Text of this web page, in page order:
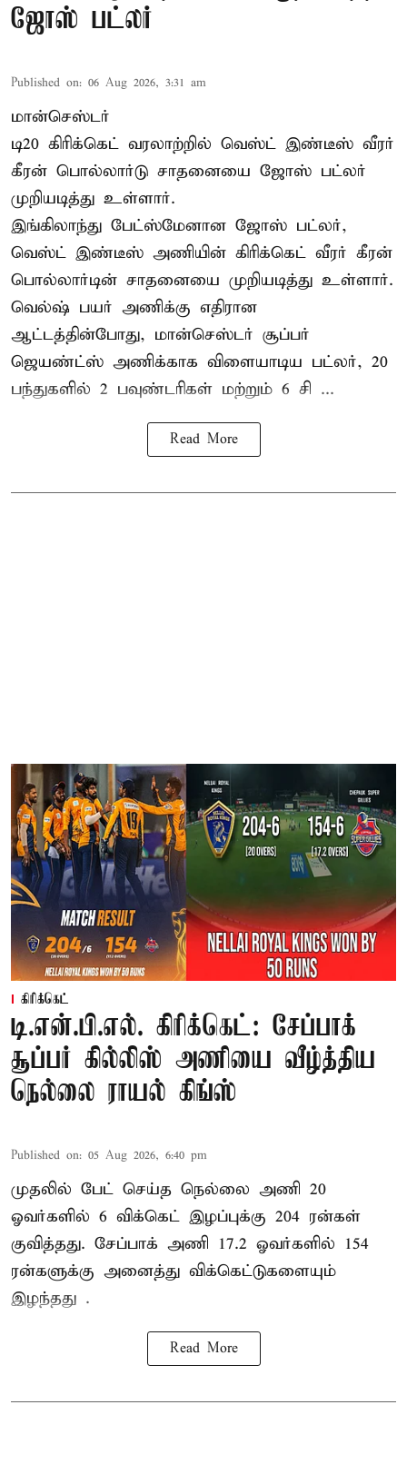
ஜோஸ் பட்லர்
Published on: 06 Aug 2026, 3:31 am
மான்செஸ்டர்
டி20 கிரிக்கெட் வரலாற்றில் வெஸ்ட் இண்டீஸ் வீரர்
கீரன் பொல்லார்டு சாதனையை ஜோஸ் பட்லர்
முறியடித்து உள்ளார்.
இங்கிலாந்து பேட்ஸ்மேனான ஜோஸ் பட்லர்,
வெஸ்ட் இண்டீஸ் அணியின் கிரிக்கெட் வீரர் கீரன்
பொல்லார்டின் சாதனையை முறியடித்து உள்ளார்.
வெல்ஷ் பயர் அணிக்கு எதிரான
ஆட்டத்தின்போது, மான்செஸ்டர் சூப்பர்
ஜெயண்ட்ஸ் அணிக்காக விளையாடிய பட்லர், 20
பந்துகளில் 2 பவுண்டரிகள் மற்றும் 6 சி ...
Read More
கிரிக்கெட்
டி.என்.பி.எல். கிரிக்கெட்: சேப்பாக்
சூப்பர் கில்லிஸ் அணியை வீழ்த்திய
நெல்லை ராயல் கிங்ஸ்
Published on: 05 Aug 2026, 6:40 pm
முதலில் பேட் செய்த நெல்லை அணி 20
ஓவர்களில் 6 விக்கெட் இழப்புக்கு 204 ரன்கள்
குவித்தது. சேப்பாக் அணி 17.2 ஓவர்களில் 154
ரன்களுக்கு அனைத்து விக்கெட்டுகளையும்
இழந்தது .
Read More